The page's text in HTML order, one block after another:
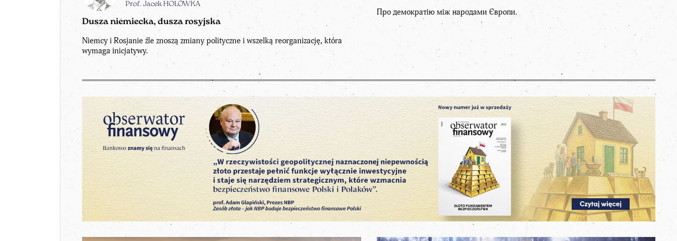
Prof. Jacek HOŁÓWKA
Dusza niemiecka, dusza rosyjska
Niemcy i Rosjanie źle znoszą zmiany polityczne i wszelką reorganizację, która
wymaga inicjatywy.
Про демократію між народами Європи.